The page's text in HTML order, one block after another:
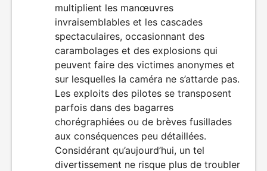
multiplient les manœuvres
invraisemblables et les cascades
spectaculaires, occasionnant des
carambolages et des explosions qui
peuvent faire des victimes anonymes et
sur lesquelles la caméra ne s’attarde pas.
Les exploits des pilotes se transposent
parfois dans des bagarres
chorégraphiées ou de brèves fusillades
aux conséquences peu détaillées.
Considérant qu’aujourd’hui, un tel
divertissement ne risque plus de troubler